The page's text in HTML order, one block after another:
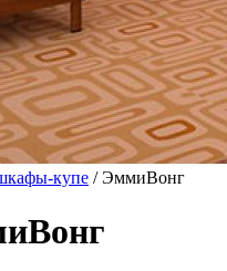
купе / ЭммиВонг